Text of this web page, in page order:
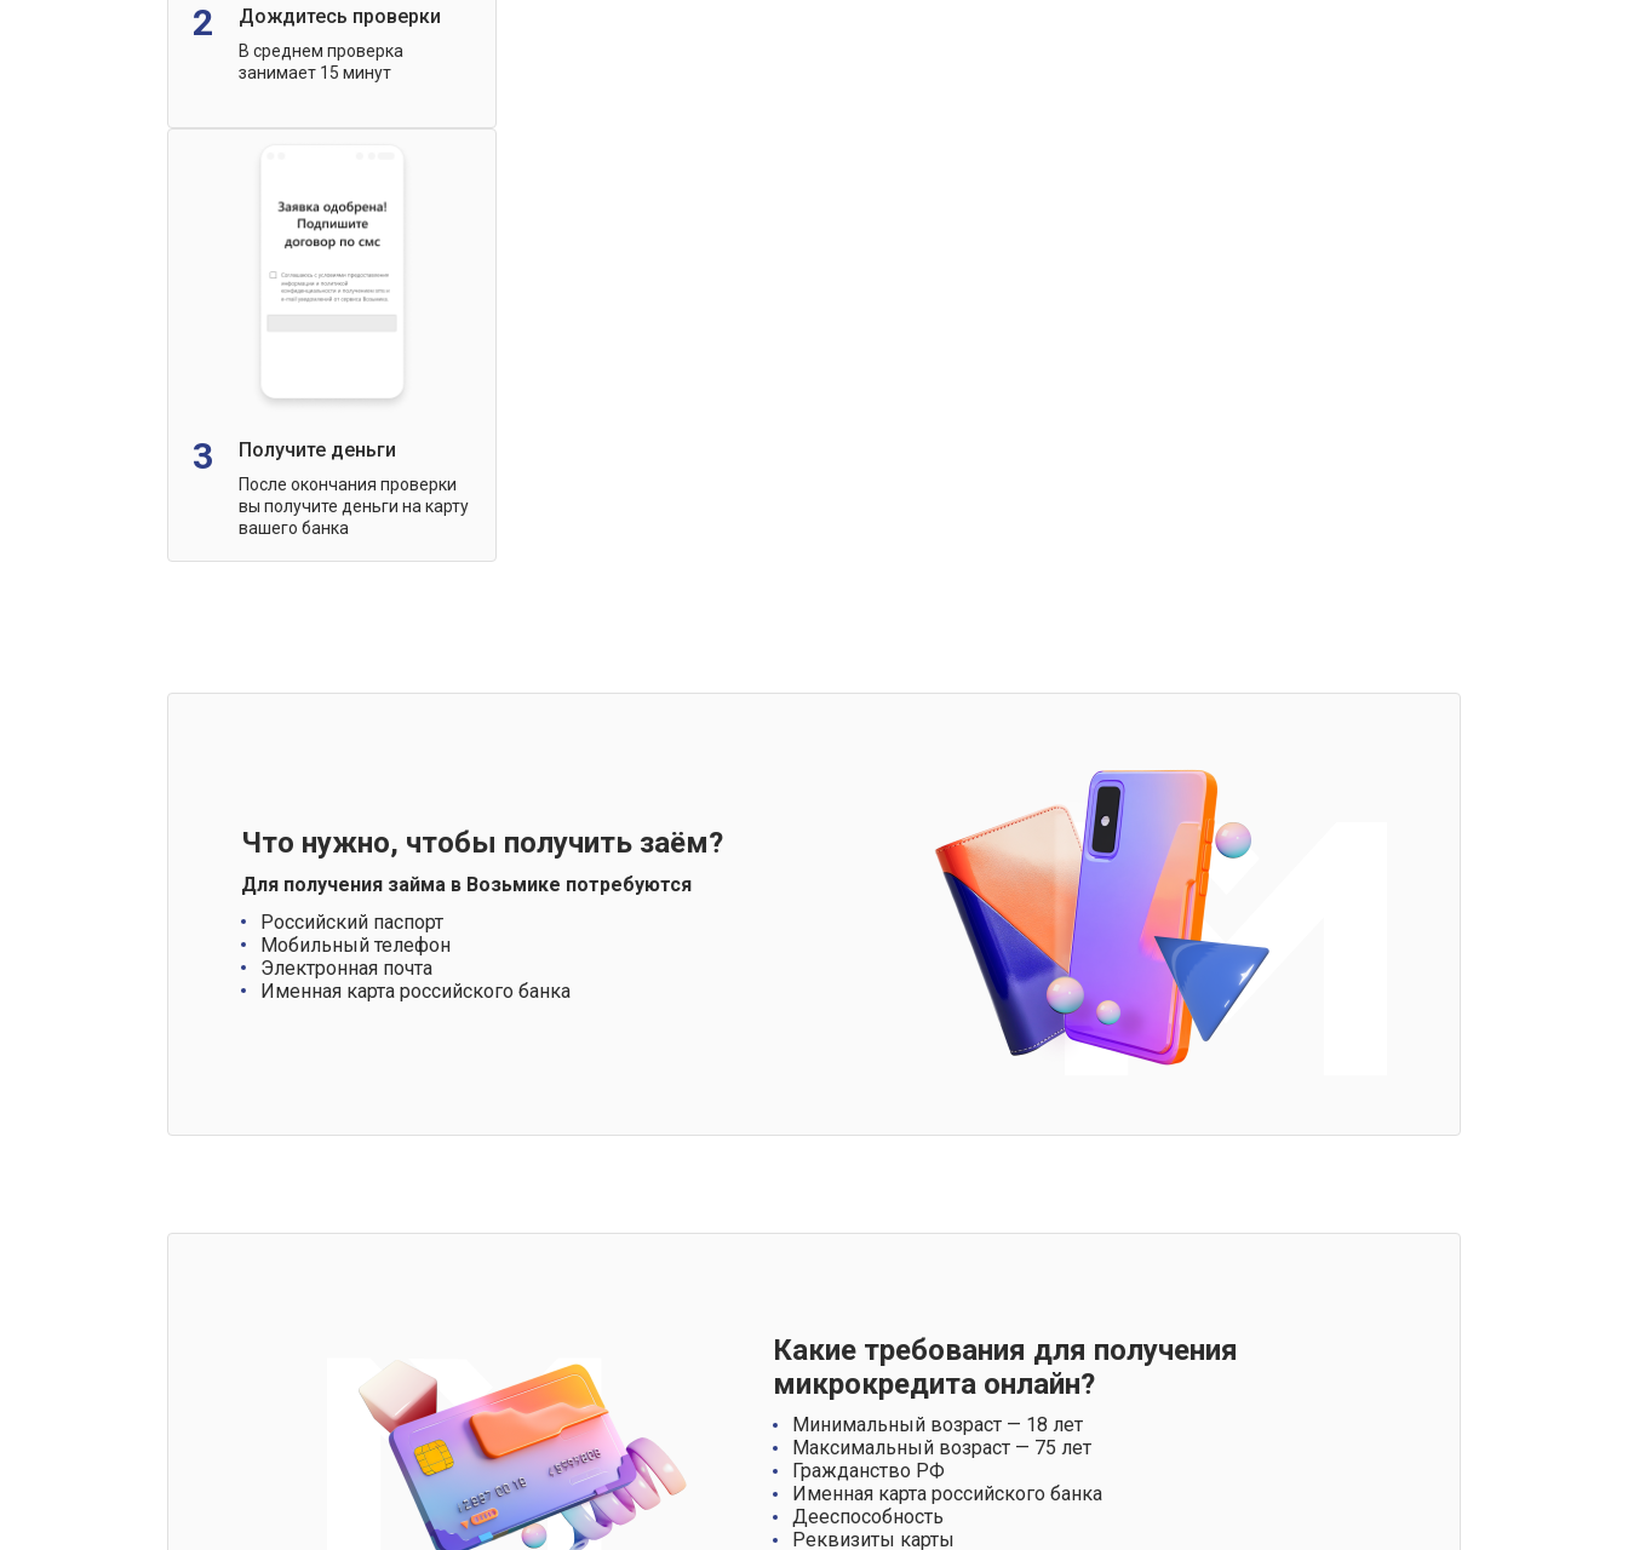
2 Дождитесь проверки
В среднем проверка
занимает 15 минут
3 Получите деньги
После окончания проверки
вы получите деньги на карту
вашего банка
Что нужно, чтобы получить заём?
Для получения займа в Возьмике потребуются
Российский паспорт
Мобильный телефон
Электронная почта
Именная карта российского банка
Какие требования для получения
микрокредита онлайн?
Минимальный возраст — 18 лет
Максимальный возраст — 75 лет
Гражданство РФ
Именная карта российского банка
Дееспособность
Реквизиты карты